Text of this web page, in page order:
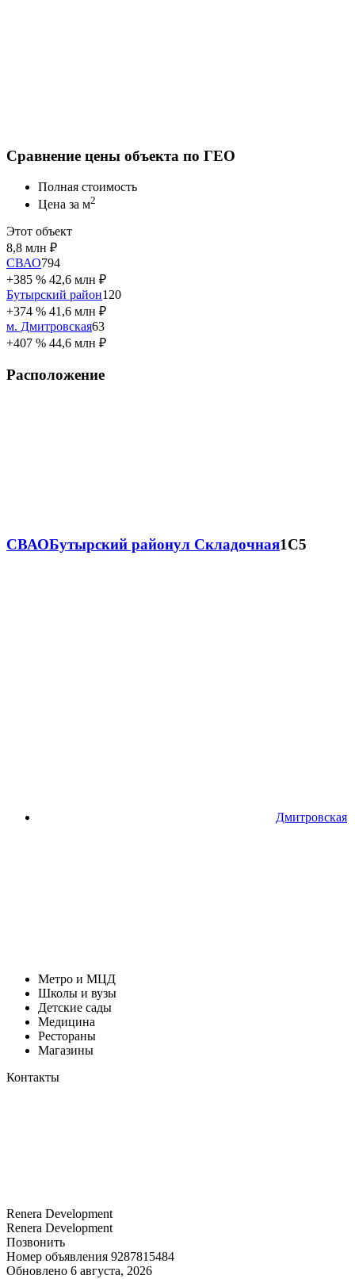
Сравнение цены объекта по ГЕО
Полная стоимость
Цена за м2
Этот объект
8,8 млн ₽
СВАО794
+385 % 42,6 млн ₽
Бутырский район120
+374 % 41,6 млн ₽
м. Дмитровская63
+407 % 44,6 млн ₽
Расположение
СВАОБутырский районул Складочная1С5
Дмитровская
Метро и МЦД
Школы и вузы
Детские сады
Медицина
Рестораны
Магазины
Контакты
Renera Development
Renera Development
Позвонить
Номер объявления 9287815484
Обновлено 6 августа, 2026